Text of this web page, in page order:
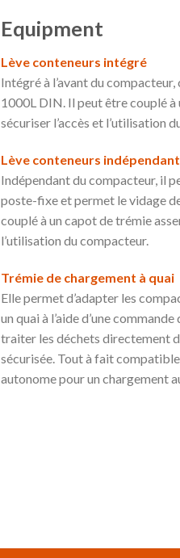
Equipment
Lève conteneurs intégré
Intégré à l’avant du
1000L DIN. Il peut être couplé
sécuriser l’accès et l’utilisation
Lève conteneurs indépendant
Indépendant du compacteur, il
poste-fixe et permet le vidage
couplé à un capot de trémie
l’utilisation du compacteur.
Trémie de chargement à quai
Elle permet d’adapter les
un quai à l’aide d’une
traiter les déchets directement
sécurisée. Tout à fait
autonome pour un chargement